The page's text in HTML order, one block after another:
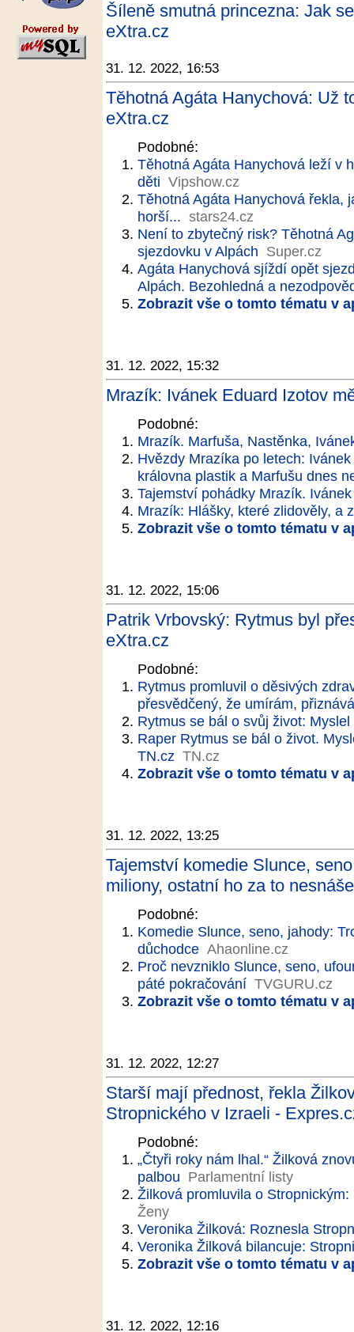
Šíleně smutná princezna: Jak
eXtra.cz
31. 12. 2022, 16:53
Těhotná Agáta Hanychová: Už
eXtra.cz
Podobné:
Těhotná Agáta Hanychová leží v
děti Vipshow.cz
Těhotná Agáta Hanychová řekla,
horší... stars24.cz
Není to zbytečný risk? Těhotná
sjezdovku v Alpách Super.cz
Agáta Hanychová sjíždí opět
Alpách. Bezohledná a
Zobrazit vše o tomto tématu v
31. 12. 2022, 15:32
Mrazík: Ivánek Eduard Izotov
Podobné:
Mrazík. Marfuša, Nastěnka,
Hvězdy Mrazíka po letech:
královna plastik a Marfušu dnes
Tajemství pohádky Mrazík.
Mrazík: Hlášky, které zlidověly, a
Zobrazit vše o tomto tématu v
31. 12. 2022, 15:06
Patrik Vrbovský: Rytmus byl
eXtra.cz
Podobné:
Rytmus promluvil o děsivých
přesvědčený, že umírám, přiznává
Rytmus se bál o svůj život:
Raper Rytmus se bál o život.
TN.cz TN.cz
Zobrazit vše o tomto tématu v
31. 12. 2022, 13:25
Tajemství komedie Slunce,
miliony, ostatní ho za to
Podobné:
Komedie Slunce, seno, jahody:
důchodce Ahaonline.cz
Proč nevzniklo Slunce, seno,
páté pokračování TVGURU.cz
Zobrazit vše o tomto tématu v
31. 12. 2022, 12:27
Starší mají přednost, řekla
Stropnického v Izraeli -
Podobné:
„Čtyři roky nám lhal.“ Žilková
palbou Parlamentní listy
Žilková promluvila o
Ženy
Veronika Žilková: Roznesla
Veronika Žilková bilancuje:
Zobrazit vše o tomto tématu v
31. 12. 2022, 12:16